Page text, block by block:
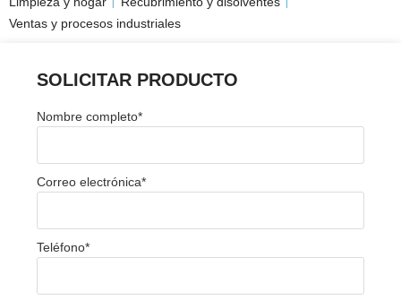
| |
Ventas y procesos industriales
SOLICITAR PRODUCTO
Nombre completo*
Correo electrónica*
Teléfono*